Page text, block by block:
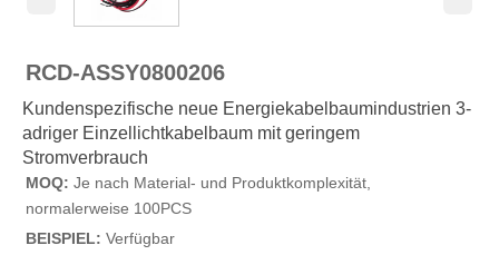
RCD-ASSY0800206
Kundenspezifische neue Energiekabelbaumindustrien 3-
adriger Einzellichtkabelbaum mit geringem
Stromverbrauch
MOQ: Je nach Material- und Produktkomplexität,
normalerweise 100PCS
BEISPIEL: Verfügbar